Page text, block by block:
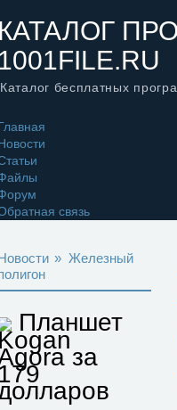
Каталог бесплатных
связь
» Железный
Планшет
за